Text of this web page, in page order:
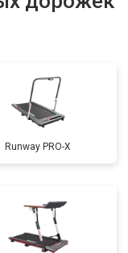
Runway PRO-X